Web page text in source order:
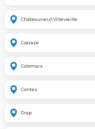
Châteauneuf-Villevieille
Coaraze
Colomars
Contes
Drap